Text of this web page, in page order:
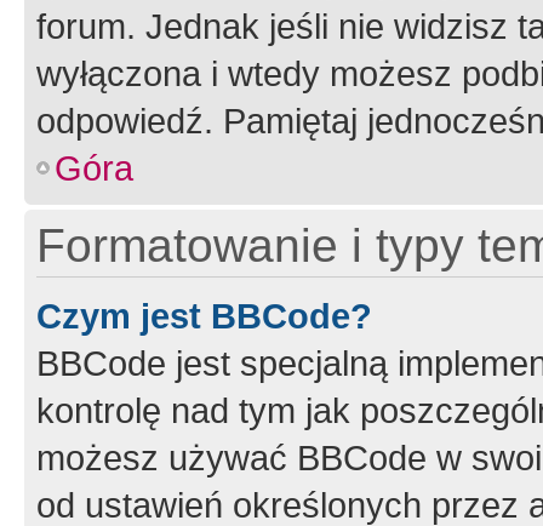
forum. Jednak jeśli nie widzisz
wyłączona i wtedy możesz
odpowiedź. Pamiętaj
Góra
Formatowanie i typy
Czym jest BBCode?
BBCode jest specjalną
kontrolę nad tym jak
możesz używać BBCode w
od ustawień określonych przez